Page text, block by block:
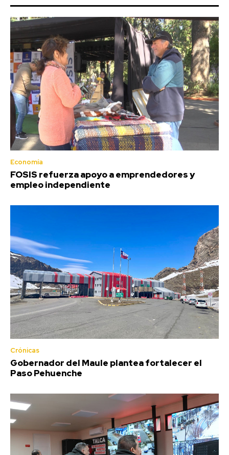
Economía
FOSIS refuerza apoyo a emprendedores y
empleo independiente
Crónicas
Gobernador del Maule plantea fortalecer el
Paso Pehuenche